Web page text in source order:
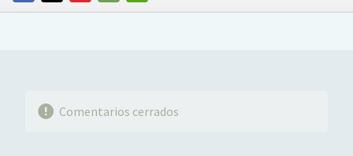
FACEBOOKTWITTERFLIPBOARD
E-
WHATSAPP
Comentarios cerrados